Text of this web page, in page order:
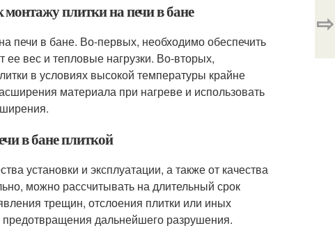
плитки на печи в бане
печи в бане. Во-первых, необходимо обеспечить
вес и тепловые нагрузки. Во-вторых,
в условиях высокой температуры крайне
материала при нагреве и использовать
в бане плиткой
установки и эксплуатации, а также от качества
можно рассчитывать на длительный срок
трещин, отслоения плитки или иных
дальнейшего разрушения.
⇨